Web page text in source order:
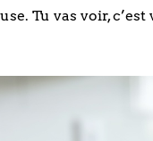
Tu vas voir,